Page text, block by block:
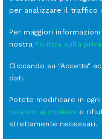
PRODOTTI
per analizzare il traffico
Per maggiori
nostra Politica sulla
Cliccando su "Accetta"
dati.
Potete modificare in
relative ai cookies e
strettamente necessari.